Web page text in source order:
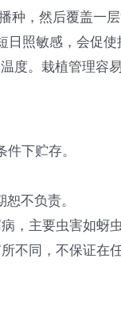
，然后覆盖一
日照敏感，会促
度。栽植管理容
下贮存。
不负责。
，主要虫害如蚜
不同，不保证